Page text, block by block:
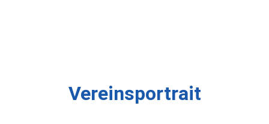
Vereinsportrait